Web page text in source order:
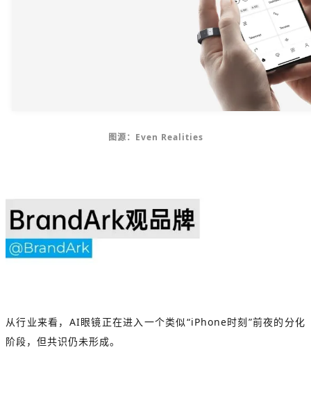
图源：Even Realities
从行业来看，AI眼镜正在进入一个类似“iPhone时刻”前夜的分化
阶段，但共识仍未形成。